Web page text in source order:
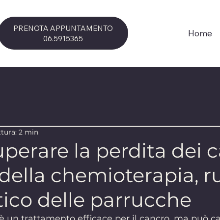
PRENOTA APPUNTAMENTO
06.5915365
Home
la perdita dei
chemioterapia,
delle parrucche
2 min